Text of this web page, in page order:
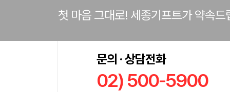
첫 마음 그대로! 세종기프트가 약속드
문의 · 상담전화
02) 500-5900